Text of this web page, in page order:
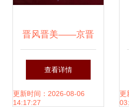
晋风晋美——京晋
两地书画邀请展在
山西盛大举行
查看详情
更新时间：2026-08-06
14:17:27
更